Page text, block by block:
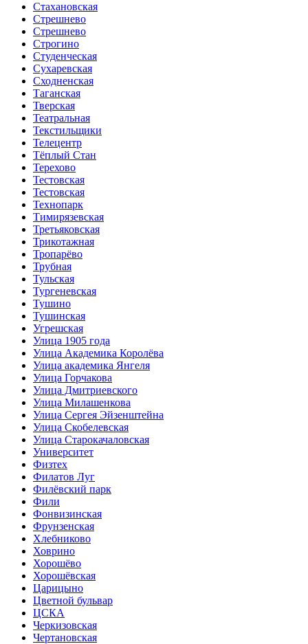
Стахановская
Стрешнево
Стрешнево
Строгино
Студенческая
Сухаревская
Сходненская
Таганская
Тверская
Театральная
Текстильщики
Телецентр
Тёплый Стан
Терехово
Тестовская
Тестовская
Технопарк
Тимирязевская
Третьяковская
Трикотажная
Тропарёво
Трубная
Тульская
Тургеневская
Тушино
Тушинская
Угрешская
Улица 1905 года
Улица Академика Королёва
Улица академика Янгеля
Улица Горчакова
Улица Дмитриевского
Улица Милашенкова
Улица Сергея Эйзенштейна
Улица Скобелевская
Улица Старокачаловская
Университет
Физтех
Филатов Луг
Филёвский парк
Фили
Фонвизинская
Фрунзенская
Хлебниково
Ховрино
Хорошёво
Хорошёвская
Царицыно
Цветной бульвар
ЦСКА
Черкизовская
Чертановская